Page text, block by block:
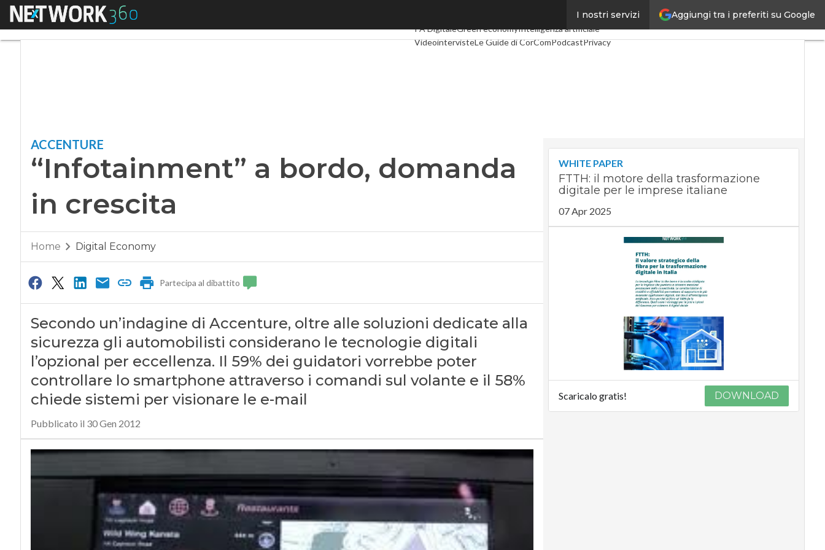
Aggiungi tra i preferiti su Google
I nostri servizi
Menu Industria 4.0SpacEconomy
PA DigitaleGreen economyIntelligenza artificiale
VideointervisteLe Guide di CorComPodcastPrivacy
ACCENTURE
“Infotainment” a bordo, domanda
in crescita
Home Digital Economy
Partecipa al dibattito
Secondo un’indagine di Accenture, oltre alle soluzioni dedicate alla
sicurezza gli automobilisti considerano le tecnologie digitali
l’opzional per eccellenza. Il 59% dei guidatori vorrebbe poter
controllare lo smartphone attraverso i comandi sul volante e il 58%
chiede sistemi per visionare le e-mail
Pubblicato il 30 Gen 2012
WHITE PAPER
FTTH: il motore della trasformazione
digitale per le imprese italiane
07 Apr 2025
Scaricalo gratis! DOWNLOAD